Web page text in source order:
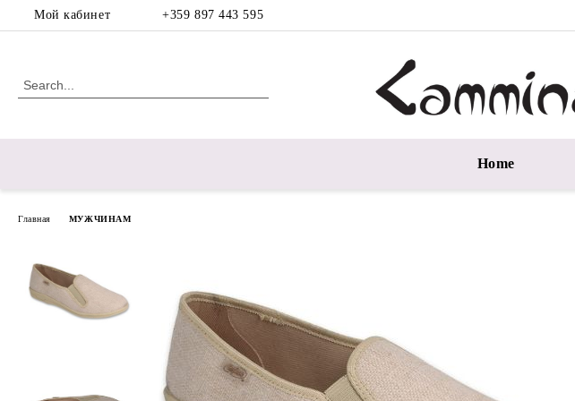
Мой кабинет +359 897 443 595
Home
Главная МУЖЧИНАМ